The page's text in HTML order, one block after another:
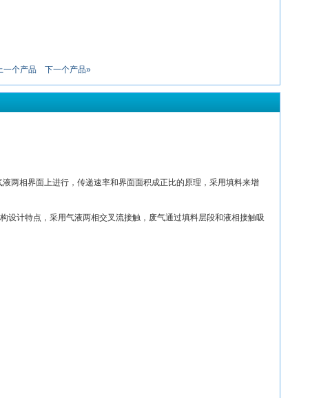
一个产品 下一个产品»
两相界面上进行，传递速率和界面面积成正比的原理，采用填料来增
设计特点，采用气液两相交叉流接触，废气通过填料层段和液相接触吸